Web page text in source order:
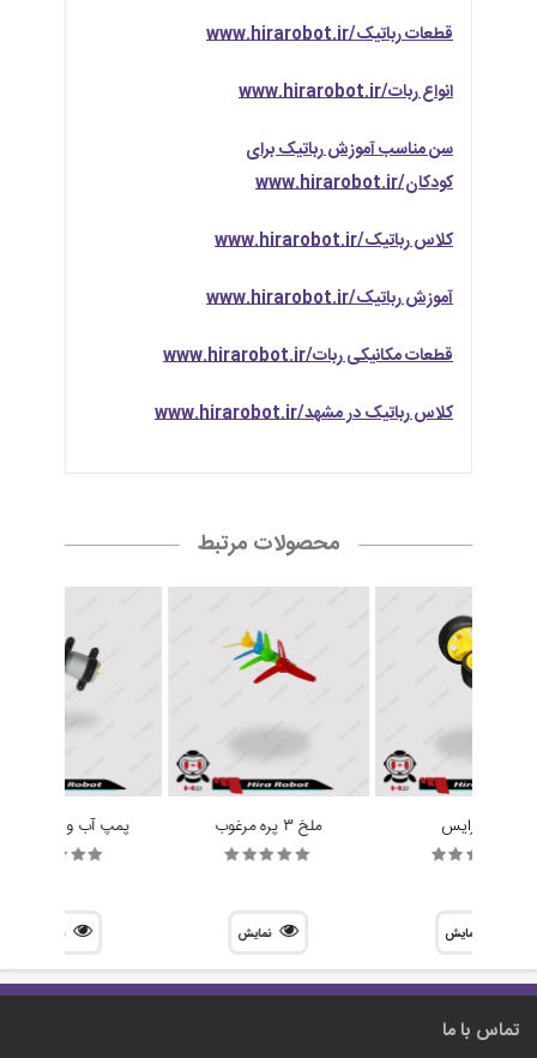
قطعات رباتیک/www.hirarobot.ir
انواع ربات/www.hirarobot.ir
سن مناسب آموزش رباتیک برای
کودکان/www.hirarobot.ir
کلاس رباتیک/www.hirarobot.ir
آموزش رباتیک/www.hirarobot.ir
قطعات مکانیکی ربات/www.hirarobot.ir
کلاس رباتیک در مشهد/www.hirarobot.ir
محصولات مرتبط
چرخ رایس
نمایش
ملخ 3 پره مرغوب
نمایش
پمپ آب و هوا R385
تماس با ما